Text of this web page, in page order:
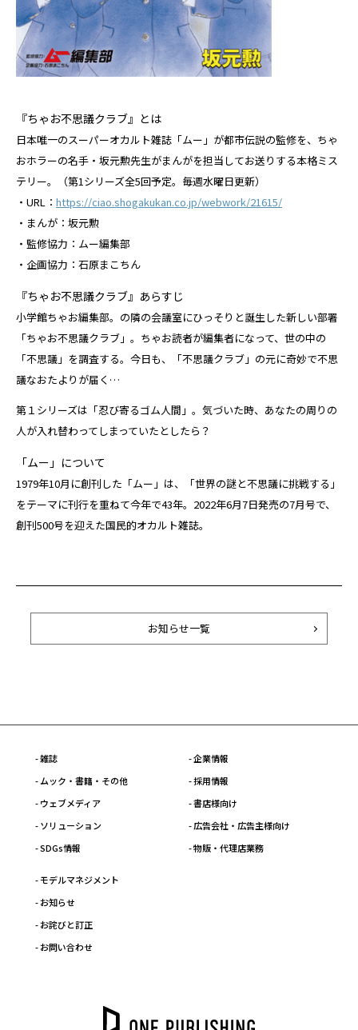
『ちゃお不思議クラブ』とは
日本唯一のスーパーオカルト雑誌「ムー」が都市伝説の監修を、ちゃ
おホラーの名手・坂元勲先生がまんがを担当してお送りする本格ミス
テリー。（第1シリーズ全5回予定。毎週水曜日更新）
・URL： https://ciao.shogakukan.co.jp/webwork/21615/
・まんが：坂元勲
・監修協力：ムー編集部
・企画協力：石原まこちん
『ちゃお不思議クラブ』あらすじ
小学館ちゃお編集部。――の隣の会議室にひっそりと誕生した新しい部署
「ちゃお不思議クラブ」。ちゃお読者が編集者になって、世の中の
「不思議」を調査する。今日も、「不思議クラブ」の元に奇妙で不思
議なおたよりが届く…
第１シリーズは「忍び寄るゴム人間」。気づいた時、あなたの周りの
人が入れ替わってしまっていたとしたら――？
「ムー」について
1979年10月に創刊した「ムー」は、「世界の謎と不思議に挑戦する」
をテーマに刊行を重ねて今年で43年。2022年6月7日発売の7月号で、
創刊500号を迎えた国民的オカルト雑誌。
お知らせ一覧
- 雑誌
- ムック・書籍・その他
- ウェブメディア
- ソリューション
- SDGs情報
- 企業情報
- 採用情報
- 書店様向け
- 広告会社・広告主様向け
- 物販・代理店業務
- モデルマネジメント
- お知らせ
- お詫びと訂正
- お問い合わせ